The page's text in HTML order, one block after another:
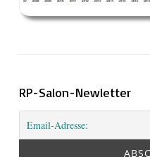
RP-Salon-Newletter